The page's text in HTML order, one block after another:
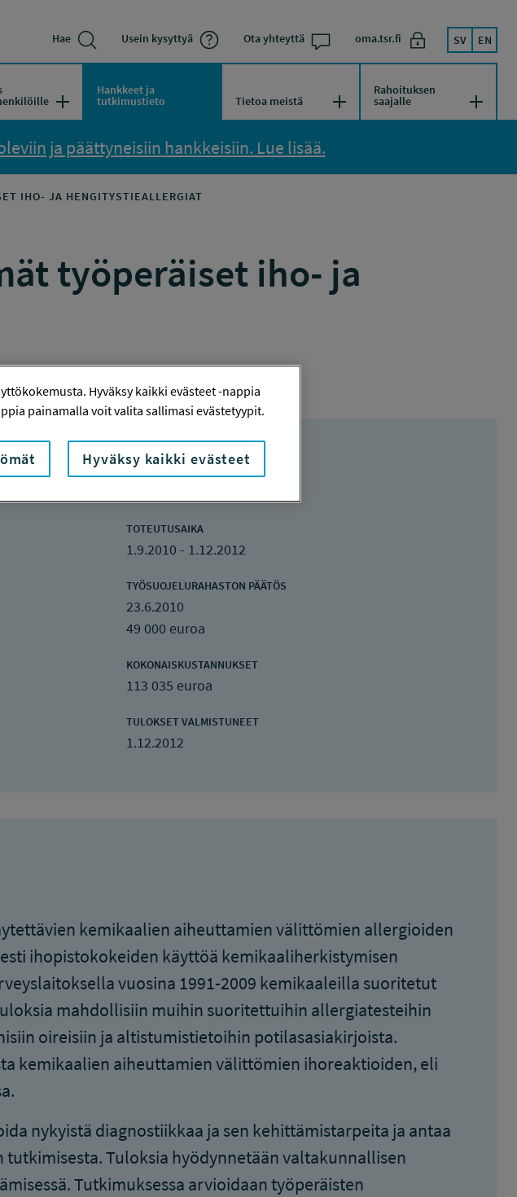
Hae Usein kysyttyä Ota yhteyttä oma.tsr.fi SV EN
Avaa/Sulje valikko
Hankkeet ja
tutkimustieto Tietoa meistä Avaa/Sulje valikko
Rahoituksen
saajalle Avaa/
ja päättyneisiin hankkeisiin. Lue lisää.
IHO- JA HENGITYSTIEALLERGIAT
työperäiset iho- ja
TOTEUTUSAIKA
1.9.2010 - 1.12.2012
TYÖSUOJELURAHASTON PÄÄTÖS
23.6.2010
49 000 euroa
KOKONAISKUSTANNUKSET
113 035 euroa
TULOKSET VALMISTUNEET
1.12.2012
kemikaalien aiheuttamien välittömien allergioiden
ihopistokokeiden käyttöä kemikaaliherkistymisen
vuosina 1991-2009 kemikaaleilla suoritetut
mahdollisiin muihin suoritettuihin allergiatesteihin
oireisiin ja altistumistietoihin potilasasiakirjoista.
kemikaalien aiheuttamien välittömien ihoreaktioiden, eli
nykyistä diagnostiikkaa ja sen kehittämistarpeita ja antaa
Tuloksia hyödynnetään valtakunnallisen
Tutkimuksessa arvioidaan työperäisten
Hyväksy kaikki evästeet -nappia
painamalla voit valita sallimasi evästetyypit.
Hyväksy kaikki evästeet